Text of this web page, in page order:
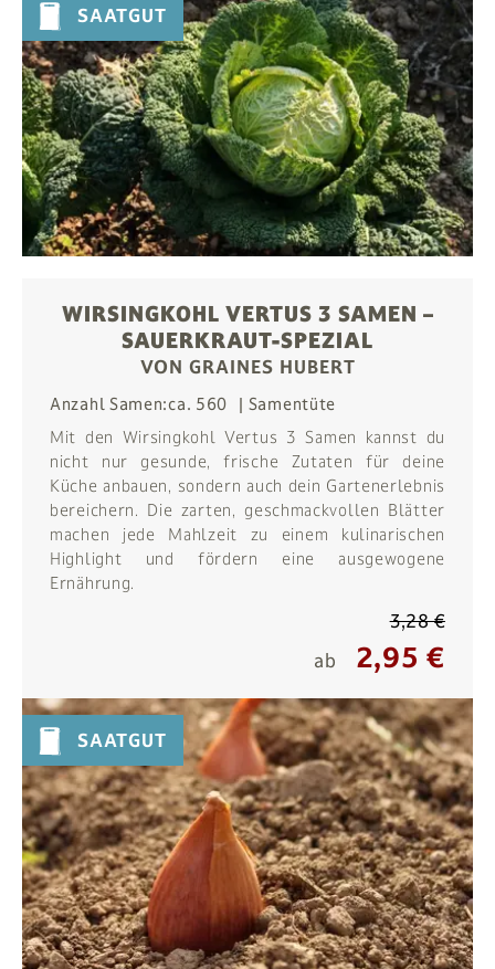
SAATGUT
WIRSINGKOHL VERTUS 3 SAMEN –
SAUERKRAUT-SPEZIAL
VON GRAINES HUBERT
Anzahl Samen:ca. 560
Samentüte
Mit den Wirsingkohl Vertus 3 Samen kannst du
nicht nur gesunde, frische Zutaten für deine
Küche anbauen, sondern auch dein Gartenerlebnis
bereichern. Die zarten, geschmackvollen Blätter
machen jede Mahlzeit zu einem kulinarischen
Highlight und fördern eine ausgewogene
Ernährung.
3,28 €
ab
2,95 €
SAATGUT